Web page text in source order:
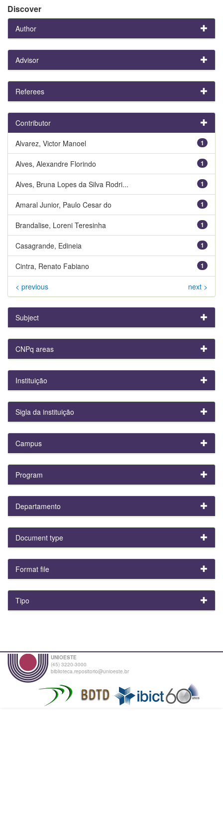
Discover
Author
Advisor
Referees
Contributor
1
Alvarez, Victor Manoel
1
Alves, Alexandre Florindo
1
Alves, Bruna Lopes da Silva Rodri...
1
Amaral Junior, Paulo Cesar do
1
Brandalise, Loreni Teresinha
1
Casagrande, Edineia
1
Cintra, Renato Fabiano
< previous next >
Subject
CNPq areas
Instituição
Sigla da instituição
Campus
Program
Departamento
Document type
Format file
Tipo
UNIOESTE
(45) 3220-3000
biblioteca.repositorio@unioeste.br